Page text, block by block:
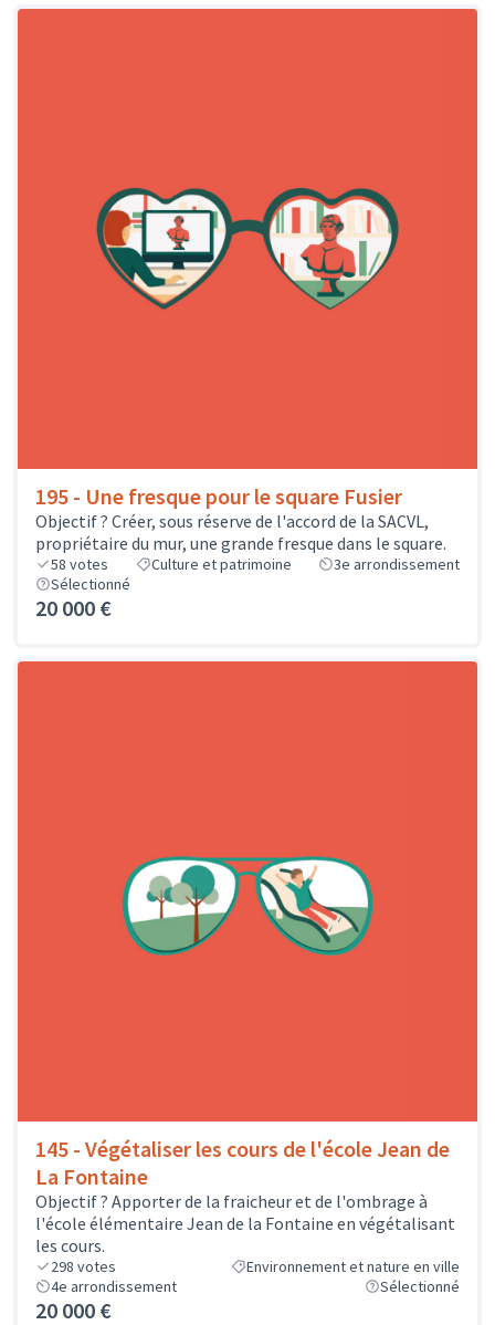
195 - Une fresque pour le square Fusier
Objectif ? Créer, sous réserve de l'accord de la SACVL,
propriétaire du mur, une grande fresque dans le square.
58 votes Culture et patrimoine
3e arrondissement
Sélectionné
20 000 €
145 - Végétaliser les cours de l'école Jean de
La Fontaine
Objectif ? Apporter de la fraicheur et de l'ombrage à
l'école élémentaire Jean de la Fontaine en végétalisant
les cours.
298 votes
Environnement et nature en ville
4e arrondissement
Sélectionné
20 000 €